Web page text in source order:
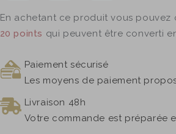
En achetant ce produit vous pouvez
20 points qui peuvent être converti
Paiement sécurisé
Les moyens de paiement
Livraison 48h
Votre commande est préparée